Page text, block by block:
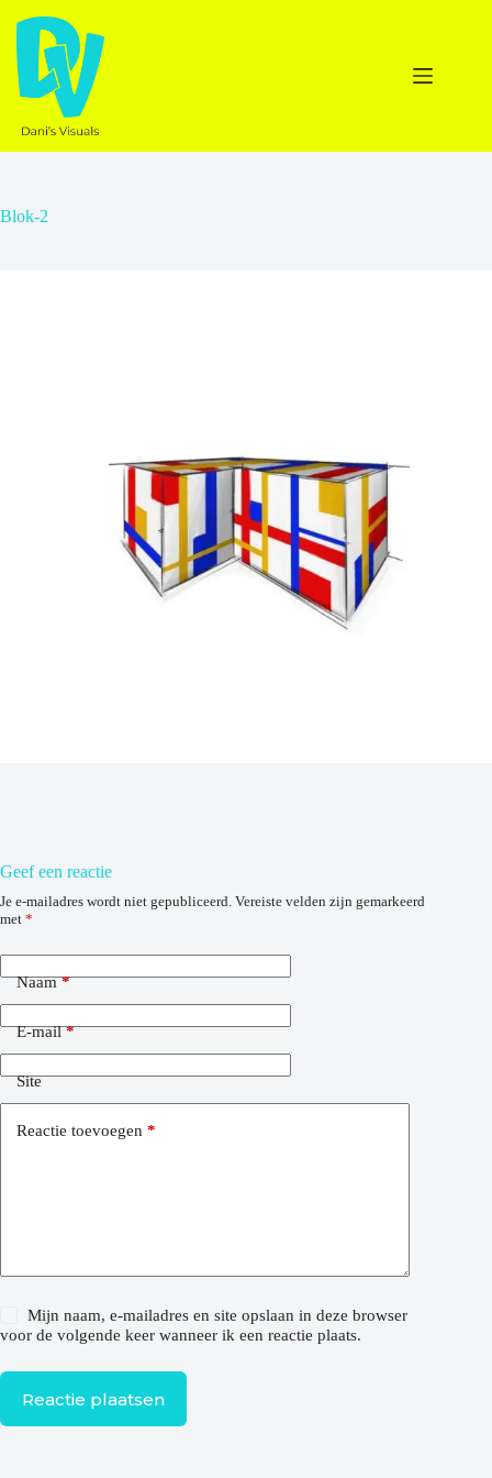
naar
inhoud
Blok-2
Geef een reactie
Je e-mailadres wordt niet gepubliceerd. Vereiste velden zijn gemarkeerd
met *
Naam*
E-mail*
Site
Reactie toevoegen *
Mijn naam, e-mailadres en site opslaan in deze browser
voor de volgende keer wanneer ik een reactie plaats.
Reactie plaatsen